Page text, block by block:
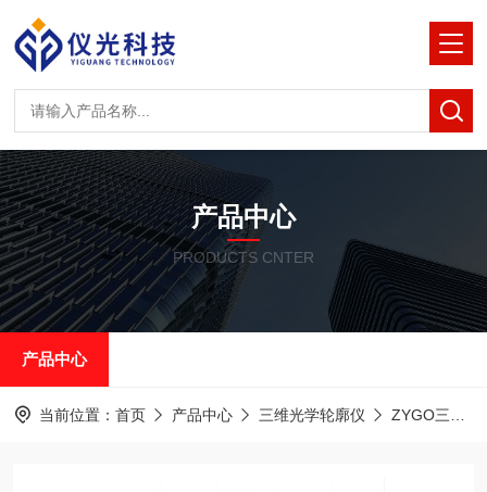
产品中心
PRODUCTS CNTER
产品中心
当前位置： 首页 产品中心 三维光学轮廓仪 ZYGO三维光学轮廓仪